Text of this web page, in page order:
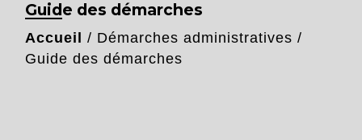
Guide des démarches
Accueil / Démarches administratives /
Guide des démarches